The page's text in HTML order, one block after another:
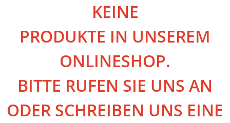
KEINE
PRODUKTE IN UNSEREM
ONLINESHOP.
BITTE RUFEN SIE UNS AN
ODER SCHREIBEN UNS EINE